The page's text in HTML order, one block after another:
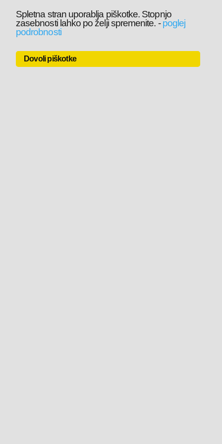
Spletna stran uporablja piškotke. Stopnjo
zasebnosti lahko po želji spremenite. -poglej
podrobnosti
Dovoli piškotke